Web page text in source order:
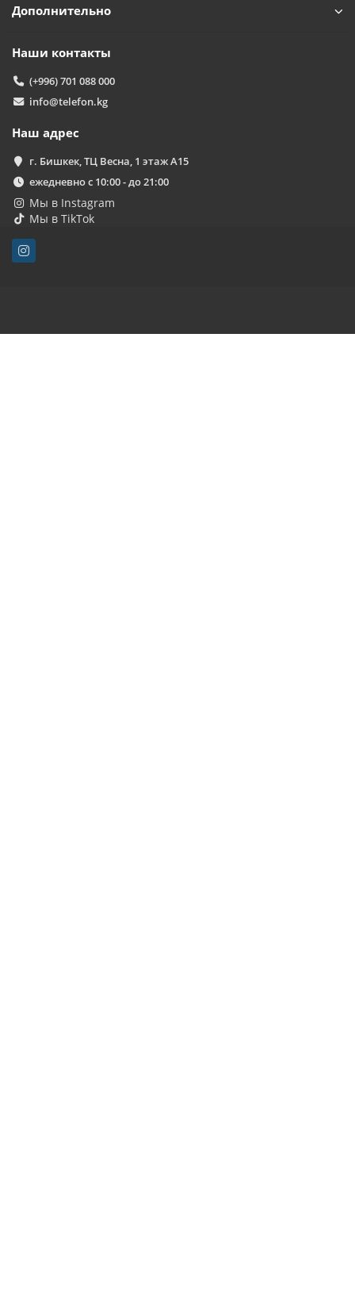
Дополнительно
Наши контакты
(+996) 701 088 000
info@telefon.kg
Наш адрес
г. Бишкек, ТЦ Весна, 1 этаж А15
ежедневно с 10:00 - до 21:00
Мы в Instagram
Мы в TikTok